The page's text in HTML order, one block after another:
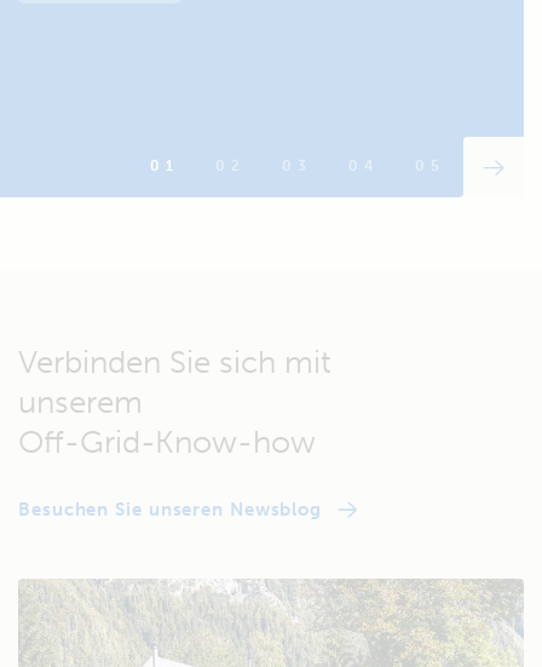
Verbinden Sie sich mit
unserem
Off-Grid-Know-how
Besuchen Sie unseren Newsblog